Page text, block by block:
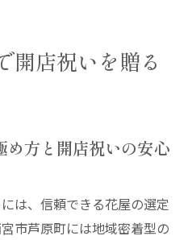
開店祝いを贈る
め方と開店祝いの安心
は、信頼できる花屋の選定
市芦原町には地域密着型の